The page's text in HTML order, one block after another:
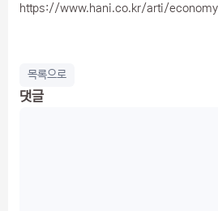
https://www.hani.co.kr/arti/
목록으로
댓글